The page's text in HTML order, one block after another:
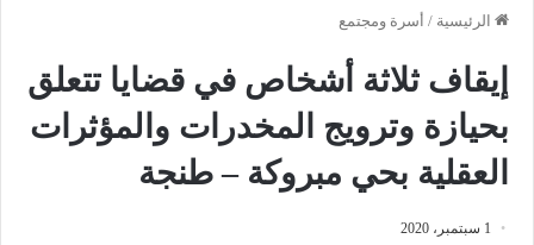
الرئيسية / أسرة ومجتمع
إيقاف ثلاثة أشخاص في قضايا تتعلق
بحيازة وترويج المخدرات والمؤثرات
العقلية بحي مبروكة – طنجة
1 سبتمبر، 2020